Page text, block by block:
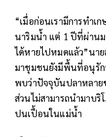
“เมื่อก่อนเรามีการทำเ
นาริมน้ำ แต่ 1 ปีที่ผ่าน
ได้หายไปหมดแล้ว”นา
มาชุมชนยังมีพื้นที่อนุรั
พบว่าปัจจุบันปลาหลาย
ส่วนไม่สามารถนำมาบริ
ปนเปื้อนในแม่น้ำ